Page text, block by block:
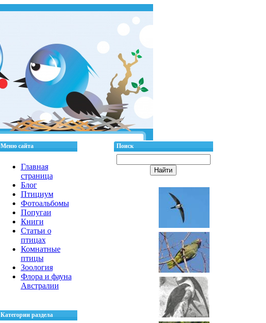
Меню сайта
Главная
страница
Блог
Птициум
Фотоальбомы
Попугаи
Книги
Статьи о
птицах
Комнатные
птицы
Зоология
Флора и фауна
Австралии
Категории раздела
Поиск